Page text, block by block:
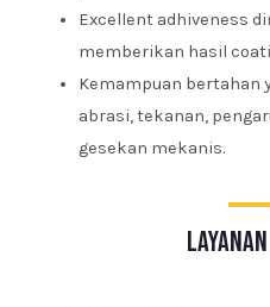
Excellent adhiveness
memberikan hasil
Kemampuan bertahan
abrasi, tekanan,
gesekan mekanis.